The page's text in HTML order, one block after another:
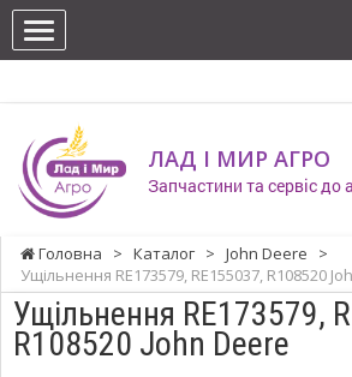
ЛАД І МИР АГРО
Запчастини та сервіс до
Головна > Каталог > John Deere
>
Ущільнення RE173579, RE155037, R108520
Ущільнення RE173579,
R108520 John Deere